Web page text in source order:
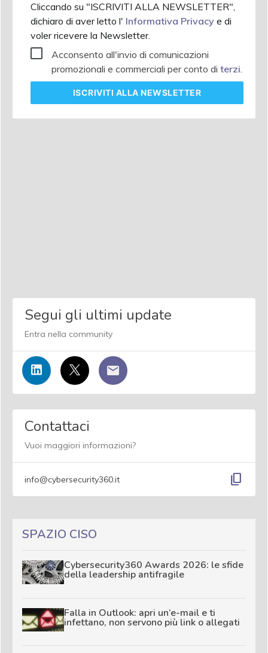
Cliccando su "ISCRIVITI ALLA NEWSLETTER",
dichiaro di aver letto l' Informativa Privacy e di
voler ricevere la Newsletter.
Acconsento all'invio di comunicazioni
promozionali e commerciali per conto di terzi.
ISCRIVITI ALLA NEWSLETTER
Segui gli ultimi update
Entra nella community
Contattaci
Vuoi maggiori informazioni?
info@cybersecurity360.it content_copy
SPAZIO CISO
Cybersecurity360 Awards 2026: le sfide
della leadership antifragile
Falla in Outlook: apri un’e-mail e ti
infettano, non servono più link o allegati